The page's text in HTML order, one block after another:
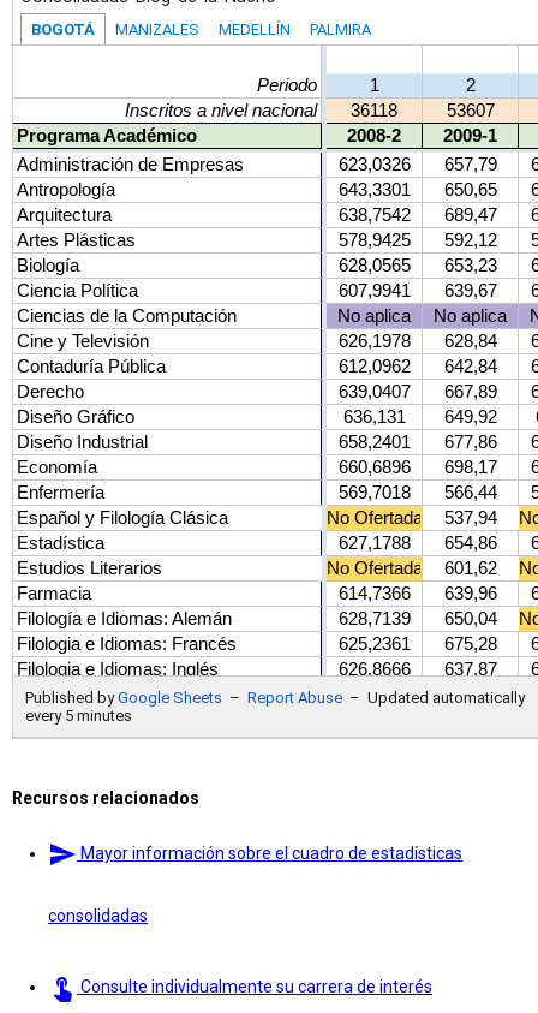
Recursos relacionados
send Mayor información sobre el cuadro de estadísticas
consolidadas
touch_app Consulte individualmente su carrera de interés